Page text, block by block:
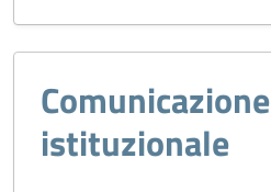
Comunicazione
istituzionale